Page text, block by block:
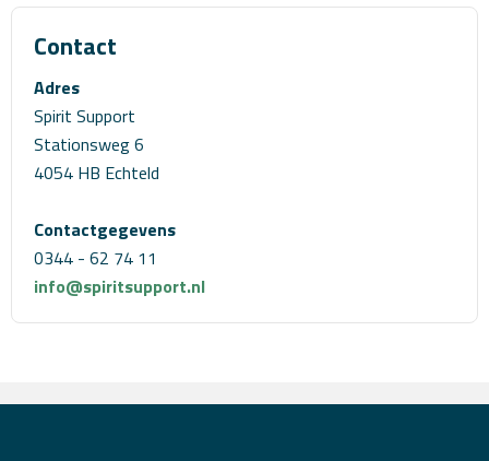
Contact
Adres
Spirit Support
Stationsweg 6
4054 HB Echteld
Contactgegevens
0344 - 62 74 11
info@spiritsupport.nl